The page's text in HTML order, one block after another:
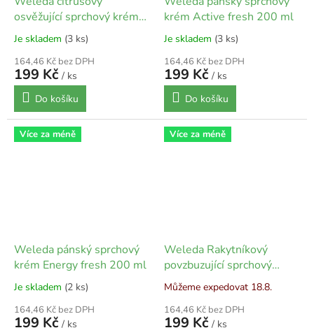
osvěžující sprchový krém
Refresh 200 ml
Je skladem (3 ks)
164,46 Kč bez DPH
199 Kč / ks
Do košíku
krém Active fresh 200 ml
Je skladem (3 ks)
164,46 Kč bez DPH
199 Kč / ks
Do košíku
Více za méně
Weleda pánský sprchový
krém Energy fresh 200 ml
Je skladem (2 ks)
164,46 Kč bez DPH
199 Kč / ks
Více za méně
Weleda Rakytníkový
povzbuzující sprchový
krém Vitality 200 ml
Můžeme expedovat 18.8.
164,46 Kč bez DPH
199 Kč / ks